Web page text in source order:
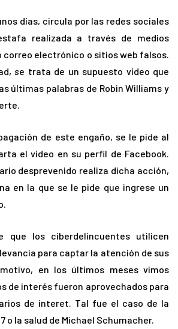
días, circula por las redes sociales
realizada a través de medios
correo electrónico o sitios web falsos.
se trata de un supuesto vídeo que
últimas palabras de Robin Williams y
de este engaño, se le pide al
el video en su perfil de Facebook.
desprevenido realiza dicha acción,
en la que se le pide que ingrese un
que los ciberdelincuentes utilicen
para captar la atención de sus
en los últimos meses vimos
de interés fueron aprovechados para
de interet. Tal fue el caso de la
o la salud de Michael Schumacher.